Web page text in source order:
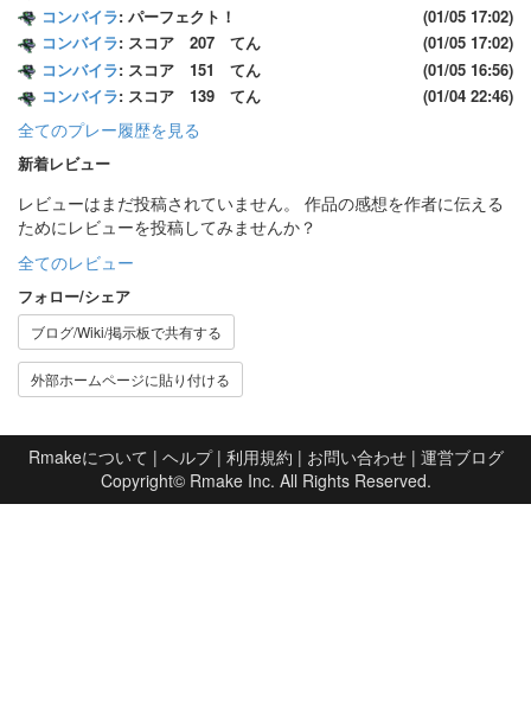
コンバイラ: パーフェクト！
(01/05 17:02)
コンバイラ: スコア 207 てん
(01/05 17:02)
コンバイラ: スコア 151 てん
(01/05 16:56)
コンバイラ: スコア 139 てん (01/04 22:46)
全てのプレー履歴を見る
新着レビュー
レビューはまだ投稿されていません。 作品の感想を作者に伝える
ためにレビューを投稿してみませんか？
全てのレビュー
フォロー/シェア
ブログ/Wiki/掲示板で共有する
外部ホームページに貼り付ける
Rmakeについて | ヘルプ| 利用規約 | お問い合わせ| 運営ブログ
Copyright© Rmake Inc. All Rights Reserved.